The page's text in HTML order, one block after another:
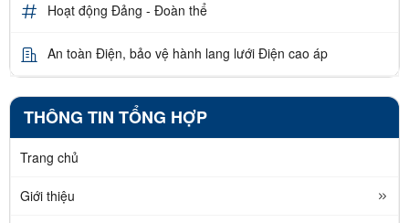
Hoạt động Đảng - Đoàn thể
An toàn Điện, bảo vệ hành lang lưới Điện cao áp
THÔNG TIN TỔNG HỢP
Trang chủ
Giới thiệu